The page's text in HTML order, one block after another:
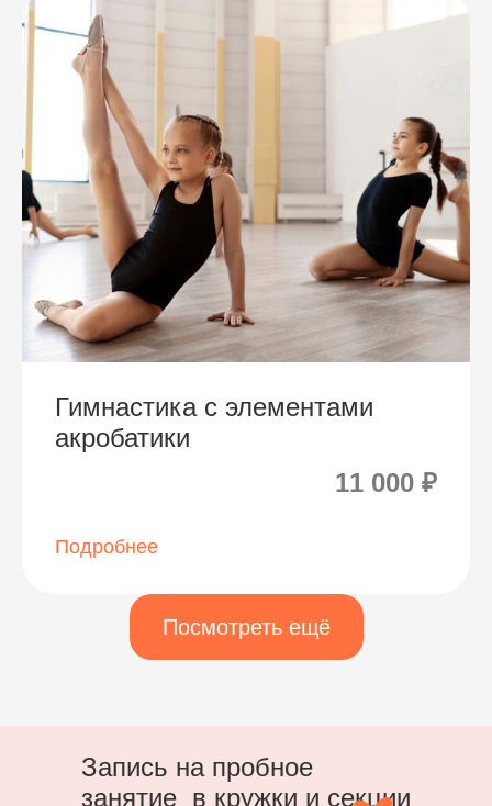
Гимнастика с элементами
акробатики
11 000 ₽
Подробнее
Посмотреть ещё
Запись на пробное
занятие в кружки и секции